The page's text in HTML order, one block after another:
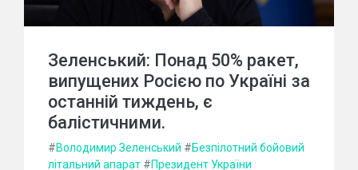
Зеленський: Понад 50% ракет,
випущених Росією по Україні за
останній тиждень, є
балістичними.
#Володимир Зеленський #Безпілотний бойовий
літальний апарат #Президент України